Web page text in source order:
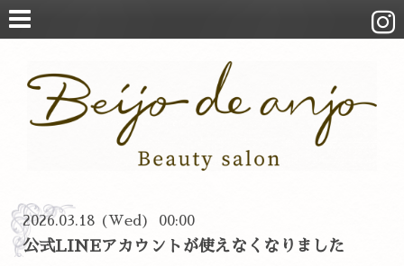
2026.03.18 (Wed) 00:00
公式LINEアカウントが使えなくなりました